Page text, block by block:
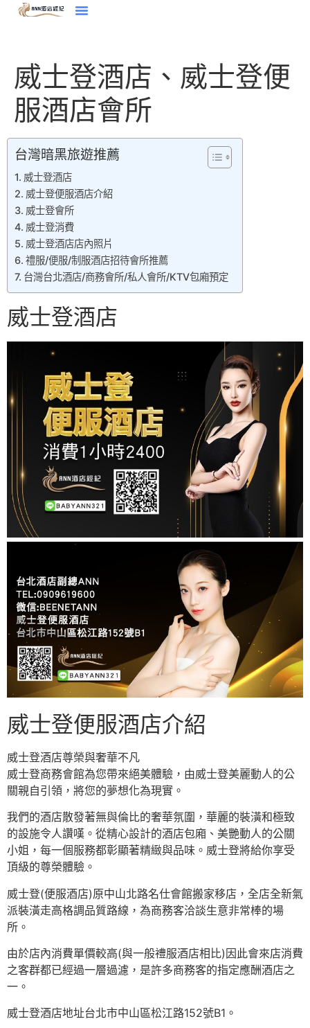
威士登酒店、威士登便
服酒店會所
台灣暗黑旅遊推薦
威士登酒店
威士登便服酒店介紹
威士登會所
威士登消費
威士登酒店店內照片
禮服/便服/制服酒店招待會所推薦
台灣台北酒店/商務會所/私人會所/KTV包廂預定
威士登酒店
威士登便服酒店介紹
威士登酒店尊榮與奢華不凡
威士登商務會館為您帶來絕美體驗，由威士登美麗動人的公
關親自引領，將您的夢想化為現實。
我們的酒店散發著無與倫比的奢華氛圍，華麗的裝潢和極致
的設施令人讚嘆。從精心設計的酒店包廂、美艷動人的公關
小姐，每一個服務都彰顯著精緻與品味。威士登將給你享受
頂級的尊榮體驗。
威士登(便服酒店)原中山北路名仕會館搬家移店，全店全新氣
派裝潢走高格調品質路線，為商務客洽談生意非常棒的場
所。
由於店內消費單價較高(與一般禮服酒店相比)因此會來店消費
之客群都已經過一層過濾，是許多商務客的指定應酬酒店之
一。
威士登酒店地址台北市中山區松江路152號B1。